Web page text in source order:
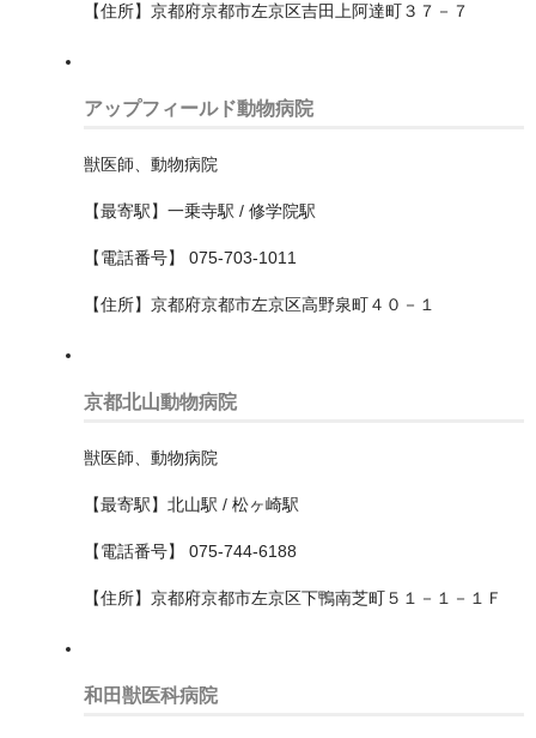
山梨県
岐阜県
岡山県
岩手県
島根県
島根県
広島県
愛知県
一宮市
【住所】京都府京都市左京区吉田上阿達町３７－７
アップフィールド動物病院
獣医師、動物病院
【最寄駅】一乗寺駅 / 修学院駅
【電話番号】 075-703-1011
【住所】京都府京都市左京区高野泉町４０－１
京都北山動物病院
獣医師、動物病院
【最寄駅】北山駅 / 松ヶ崎駅
【電話番号】 075-744-6188
【住所】京都府京都市左京区下鴨南芝町５１－１－１Ｆ
和田獣医科病院